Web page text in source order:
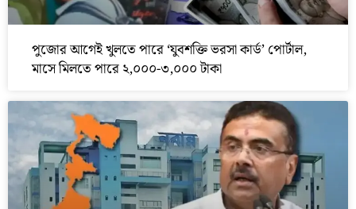
পুজোর আগেই খুলতে পারে ‘যুবশক্তি ভরসা কার্ড’ পোর্টাল,
মাসে মিলতে পারে ২,০০০-৩,০০০ টাকা